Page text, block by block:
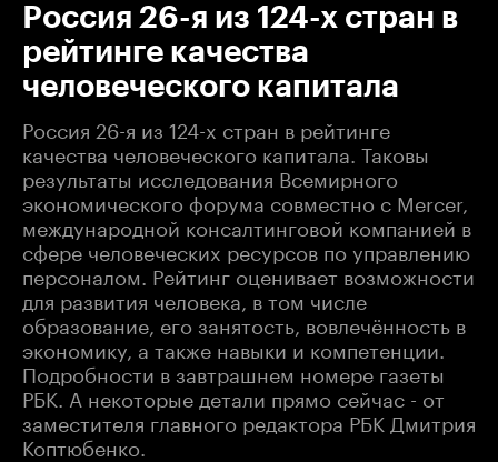
Россия 26-я из 124-х стран в
рейтинге качества
человеческого капитала
Россия 26-я из 124-х стран в рейтинге
качества человеческого капитала. Таковы
результаты исследования Всемирного
экономического форума совместно с Mercer,
международной консалтинговой компанией в
сфере человеческих ресурсов по управлению
персоналом. Рейтинг оценивает возможности
для развития человека, в том числе
образование, его занятость, вовлечённость в
экономику, а также навыки и компетенции.
Подробности в завтрашнем номере газеты
РБК. А некоторые детали прямо сейчас - от
заместителя главного редактора РБК Дмитрия
Коптюбенко.